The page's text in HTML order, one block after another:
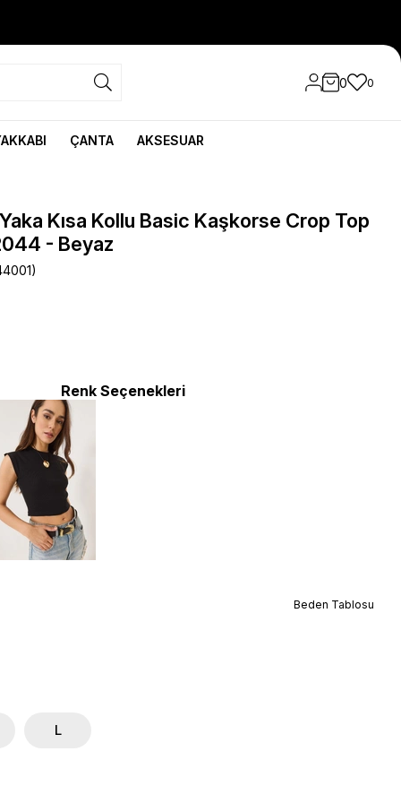
0 0
ÇANTA AKSESUAR
Kısa Kollu Basic Kaşkorse Crop Top
- Beyaz
Renk Seçenekleri
L
Beden Tablosu